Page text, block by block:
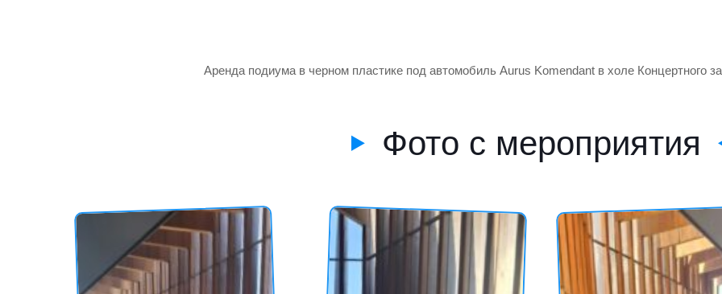
Аренда подиума в черном пластике под автомобиль Aurus Komendant в холе Концертного
Фото с мероприятия